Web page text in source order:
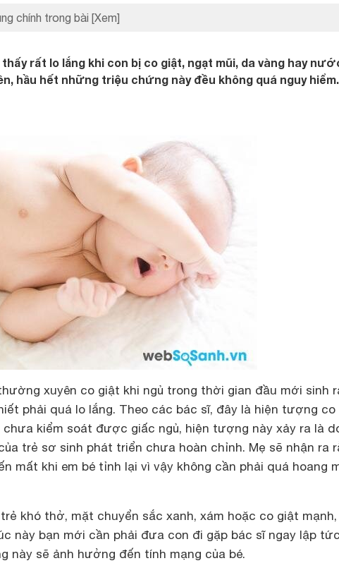
chính trong bài [Xem]
thấy rất lo lắng khi con bị co giật, ngạt mũi, da vàng hay
hầu hết những triệu chứng này đều không quá nguy hiểm.
xuyên co giật khi ngủ trong thời gian đầu mới sinh
phải quá lo lắng. Theo các bác sĩ, đây là hiện tượng co
chưa kiểm soát được giấc ngủ, hiện tượng này xảy ra là
trẻ sơ sinh phát triển chưa hoàn chỉnh. Mẹ sẽ nhận ra
mất khi em bé tỉnh lại vì vậy không cần phải quá hoang
khó thở, mặt chuyển sắc xanh, xám hoặc co giật mạnh,
này bạn mới cần phải đưa con đi gặp bác sĩ ngay lập
này sẽ ảnh hưởng đến tính mạng của bé.